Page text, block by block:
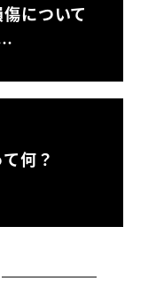
について
何？